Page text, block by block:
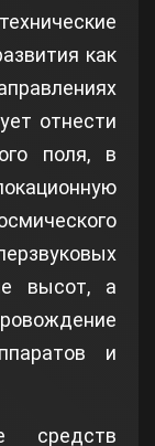
как
отнести
поля, в
высот, а
и
средств